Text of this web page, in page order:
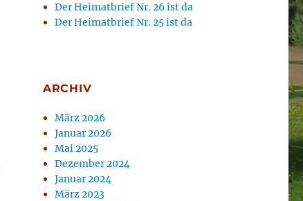
Der Heimatbrief Nr. 26 ist da
Der Heimatbrief Nr. 25 ist da
ARCHIV
März 2026
Januar 2026
Mai 2025
Dezember 2024
Januar 2024
März 2023